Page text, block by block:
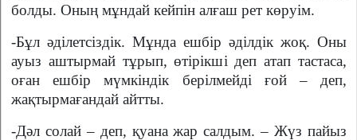
болды. Оның мұндай кейпін алғаш рет көруім.
-Бұл әділетсіздік. Мұнда ешбір әділдік жоқ. Оны
ауыз аштырмай тұрып, өтірікші деп атап тастаса,
оған ешбір мүмкіндік берілмейді ғой – деп,
жақтырмағандай айтты.
-Дәл солай – деп, қуана жар салдым. – Жүз пайыз